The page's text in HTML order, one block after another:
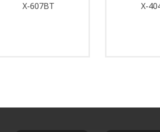
X-607BT X-